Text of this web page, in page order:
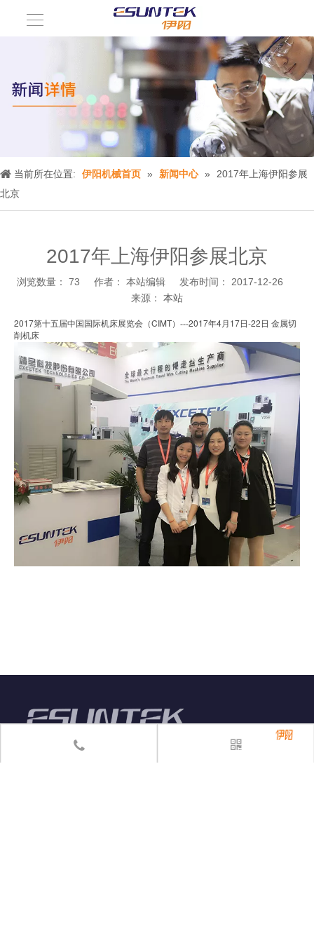
当前所在位置: 伊阳机械首页 » 新闻中心 »
2017年上海伊阳参展
北京
2017年上海伊阳参展北京
浏览数量： 73 作者： 本站编辑 发布时间： 2017-12-26
来源： 本站
2017第十五届中国国际机床展览会（CIMT） ---2017年4月 17日 -22 日 金属切
削机床